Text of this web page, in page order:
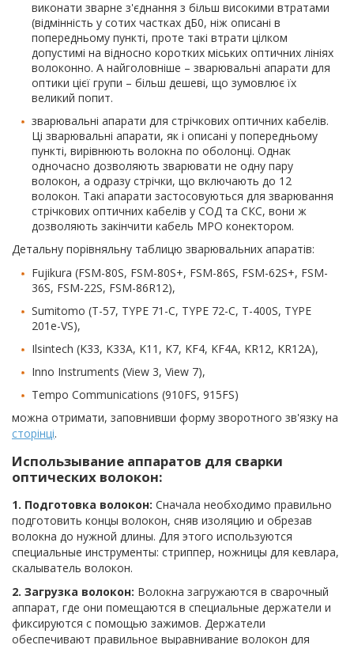
виконати зварне з'єднання з більш високими втратами
(відмінність у сотих частках дБ0, ніж описані в
попередньому пункті, проте такі втрати цілком
допустимі на відносно коротких міських оптичних лініях
волоконно. А найголовніше – зварювальні апарати для
оптики цієї групи – більш дешеві, що зумовлює їх
великий попит.
зварювальні апарати для стрічкових оптичних кабелів.
Ці зварювальні апарати, як і описані у попередньому
пункті, вирівнюють волокна по оболонці. Однак
одночасно дозволяють зварювати не одну пару
волокон, а одразу стрічки, що включають до 12
волокон. Такі апарати застосовуються для зварювання
стрічкових оптичних кабелів у СОД та СКС, вони ж
дозволяють закінчити кабель MPO конектором.
Детальну порівняльну таблицю зварювальних апаратів:
Fujikura (FSM-80S, FSM-80S+, FSM-86S, FSM-62S+, FSM-
36S, FSM-22S, FSM-86R12),
Sumitomo (T-57, TYPE 71-C, TYPE 72-C, T-400S, TYPE
201e-VS),
Ilsintech (K33, K33A, K11, K7, KF4, KF4A, KR12, KR12A),
Inno Instruments (View 3, View 7),
Tempo Communications (910FS, 915FS)
можна отримати, заповнивши форму зворотного зв'язку на
сторінці.
Использывание аппаратов для сварки
оптических волокон:
1. Подготовка волокон: Сначала необходимо правильно
подготовить концы волокон, сняв изоляцию и обрезав
волокна до нужной длины. Для этого используются
специальные инструменты: стриппер, ножницы для кевлара,
скалыватель волокон.
2. Загрузка волокон: Волокна загружаются в сварочный
аппарат, где они помещаются в специальные держатели и
фиксируются с помощью зажимов. Держатели
обеспечивают правильное выравнивание волокон для